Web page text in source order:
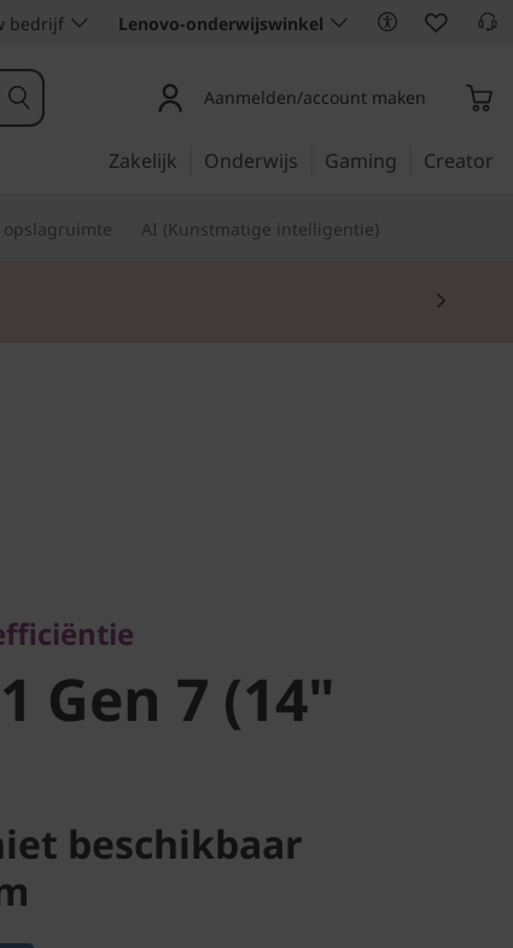
bedrijf Lenovo-onderwijswinkel
Aanmelden/account maken
Zakelijk Onderwijs Gaming Creator
opslagruimte AI (Kunstmatige intelligentie)
7
Gen 7 (14"
beschikbaar